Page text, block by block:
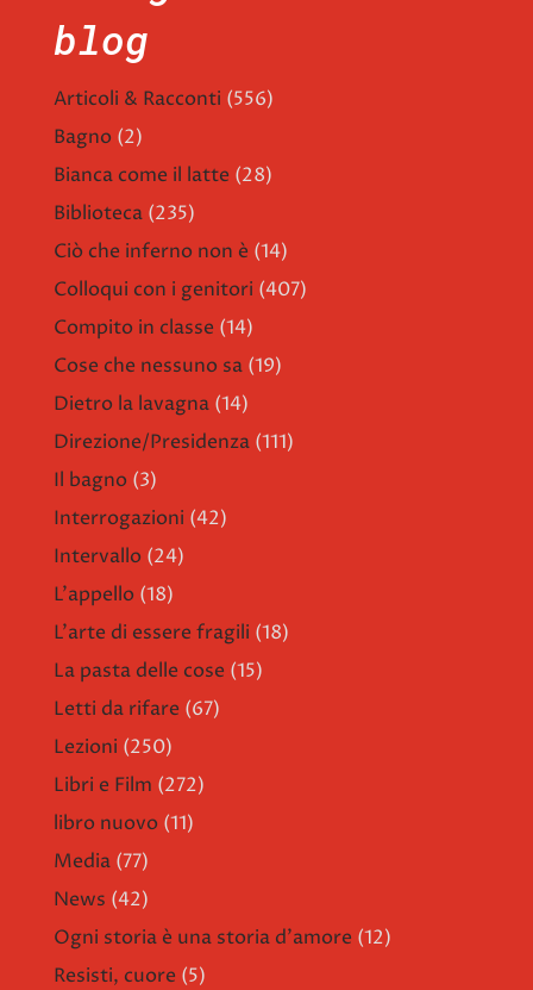
blog
Articoli & Racconti (556)
Bagno (2)
Bianca come il latte (28)
Biblioteca (235)
Ciò che inferno non è (14)
Colloqui con i genitori (407)
Compito in classe (14)
Cose che nessuno sa (19)
Dietro la lavagna (14)
Direzione/Presidenza (111)
Il bagno (3)
Interrogazioni (42)
Intervallo (24)
L'appello (18)
L'arte di essere fragili (18)
La pasta delle cose (15)
Letti da rifare (67)
Lezioni (250)
Libri e Film (272)
libro nuovo (11)
Media (77)
News (42)
Ogni storia è una storia d'amore (12)
Resisti, cuore (5)